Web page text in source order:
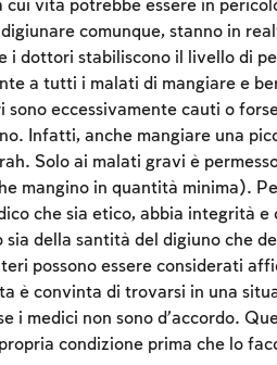
vita potrebbe essere in
comunque, stanno in
i dottori stabiliscono il livello di
a tutti i malati di mangiare e
eccessivamente cauti o
Infatti, anche mangiare una
Solo ai malati gravi è
mangino in quantità minima).
che sia etico, abbia integrità e
della santità del digiuno che
possono essere considerati
è convinta di trovarsi in una
i medici non sono d’accordo.
condizione prima che lo
you'll need to create